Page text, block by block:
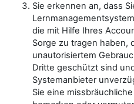
Sie erkennen an, dass
die mit Hilfe Ihres
Sorge zu tragen haben,
unautorisiertem
Dritte geschützt sind
Systemanbieter
Sie eine